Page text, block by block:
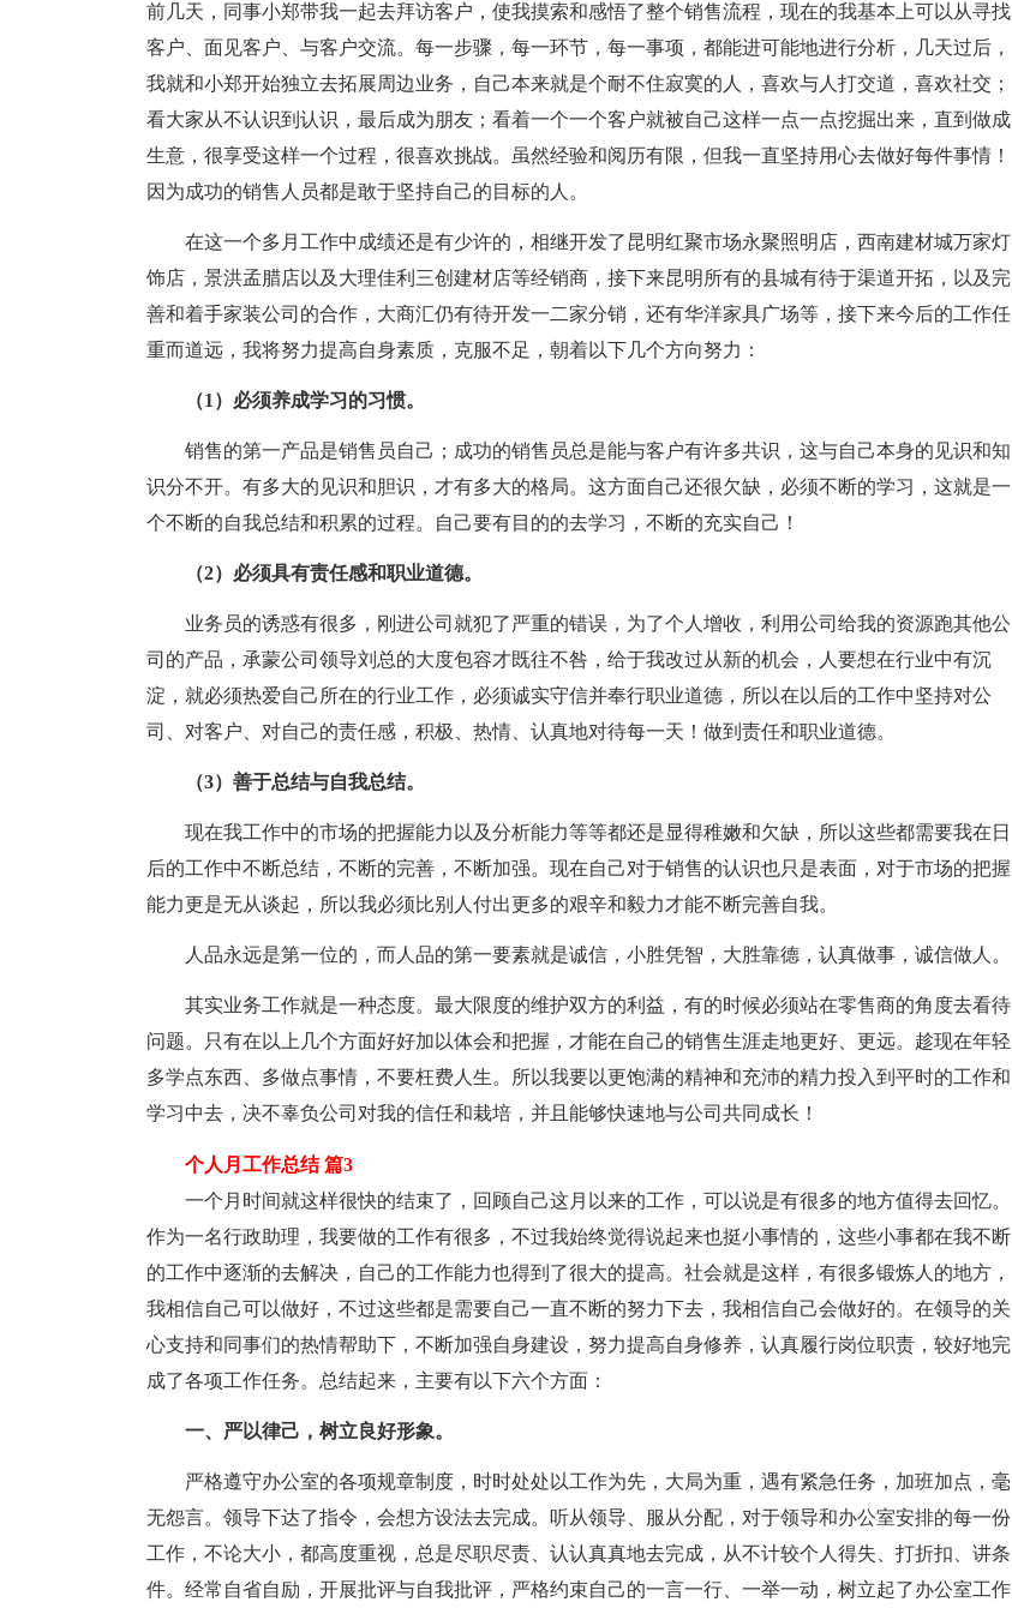
前几天，同事小郑带我一起去拜访客户，使我摸索和感悟了整个销售流程，现在的我基本上可以从寻找
客户、面见客户、与客户交流。每一步骤，每一环节，每一事项，都能进可能地进行分析，几天过后，
我就和小郑开始独立去拓展周边业务，自己本来就是个耐不住寂寞的人，喜欢与人打交道，喜欢社交；
看大家从不认识到认识，最后成为朋友；看着一个一个客户就被自己这样一点一点挖掘出来，直到做成
生意，很享受这样一个过程，很喜欢挑战。虽然经验和阅历有限，但我一直坚持用心去做好每件事情！
因为成功的销售人员都是敢于坚持自己的目标的人。
在这一个多月工作中成绩还是有少许的，相继开发了昆明红聚市场永聚照明店，西南建材城万家灯
饰店，景洪孟腊店以及大理佳利三创建材店等经销商，接下来昆明所有的县城有待于渠道开拓，以及完
善和着手家装公司的合作，大商汇仍有待开发一二家分销，还有华洋家具广场等，接下来今后的工作任
重而道远，我将努力提高自身素质，克服不足，朝着以下几个方向努力：
（1）必须养成学习的习惯。
销售的第一产品是销售员自己；成功的销售员总是能与客户有许多共识，这与自己本身的见识和知
识分不开。有多大的见识和胆识，才有多大的格局。这方面自己还很欠缺，必须不断的学习，这就是一
个不断的自我总结和积累的过程。自己要有目的的去学习，不断的充实自己！
（2）必须具有责任感和职业道德。
业务员的诱惑有很多，刚进公司就犯了严重的错误，为了个人增收，利用公司给我的资源跑其他公
司的产品，承蒙公司领导刘总的大度包容才既往不咎，给于我改过从新的机会，人要想在行业中有沉
淀，就必须热爱自己所在的行业工作，必须诚实守信并奉行职业道德，所以在以后的工作中坚持对公
司、对客户、对自己的责任感，积极、热情、认真地对待每一天！做到责任和职业道德。
（3）善于总结与自我总结。
现在我工作中的市场的把握能力以及分析能力等等都还是显得稚嫩和欠缺，所以这些都需要我在日
后的工作中不断总结，不断的完善，不断加强。现在自己对于销售的认识也只是表面，对于市场的把握
能力更是无从谈起，所以我必须比别人付出更多的艰辛和毅力才能不断完善自我。
人品永远是第一位的，而人品的第一要素就是诚信，小胜凭智，大胜靠德，认真做事，诚信做人。
其实业务工作就是一种态度。最大限度的维护双方的利益，有的时候必须站在零售商的角度去看待
问题。只有在以上几个方面好好加以体会和把握，才能在自己的销售生涯走地更好、更远。趁现在年轻
多学点东西、多做点事情，不要枉费人生。所以我要以更饱满的精神和充沛的精力投入到平时的工作和
学习中去，决不辜负公司对我的信任和栽培，并且能够快速地与公司共同成长！
个人月工作总结 篇3
一个月时间就这样很快的结束了，回顾自己这月以来的工作，可以说是有很多的地方值得去回忆。
作为一名行政助理，我要做的工作有很多，不过我始终觉得说起来也挺小事情的，这些小事都在我不断
的工作中逐渐的去解决，自己的工作能力也得到了很大的提高。社会就是这样，有很多锻炼人的地方，
我相信自己可以做好，不过这些都是需要自己一直不断的努力下去，我相信自己会做好的。在领导的关
心支持和同事们的热情帮助下，不断加强自身建设，努力提高自身修养，认真履行岗位职责，较好地完
成了各项工作任务。总结起来，主要有以下六个方面：
一、严以律己，树立良好形象。
严格遵守办公室的各项规章制度，时时处处以工作为先，大局为重，遇有紧急任务，加班加点，毫
无怨言。领导下达了指令，会想方设法去完成。听从领导、服从分配，对于领导和办公室安排的每一份
工作，不论大小，都高度重视，总是尽职尽责、认认真真地去完成，从不计较个人得失、打折扣、讲条
件。经常自省自励，开展批评与自我批评，严格约束自己的一言一行、一举一动，树立起了办公室工作